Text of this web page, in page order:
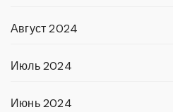
Август 2024
Июль 2024
Июнь 2024